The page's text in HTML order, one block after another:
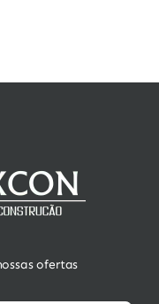
ofertas